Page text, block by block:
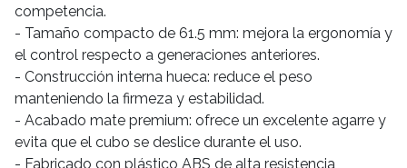
competencia.
- Tamaño compacto de 61.5 mm: mejora la ergonomía y
el control respecto a generaciones anteriores.
- Construcción interna hueca: reduce el peso
manteniendo la firmeza y estabilidad.
- Acabado mate premium: ofrece un excelente agarre y
evita que el cubo se deslice durante el uso.
- Fabricado con plástico ABS de alta resistencia,